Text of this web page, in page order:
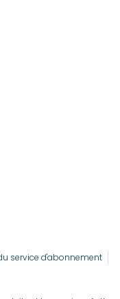
service d'abonnement